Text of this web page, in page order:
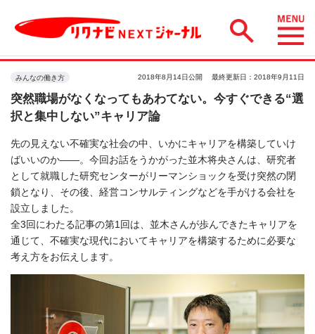
みんなの働き方 2018年8月14日公開 最終更新日：2018年9月11日
突然職場がなくなってもあわてない。今すぐできる“選
択と集中しない”キャリア論
先の見えない不確実な社会の中、いかにキャリアを構築していけ
ばいいのか――。今回お話をうかがった並木将央さんは、研究者
として就職した研究センターがリーマンショックを受け突然の閉
鎖となり、その後、経営コンサルティングなどを手がける会社を
設立しました。
全3回にわたる記事の第1回は、並木さんが歩んできたキャリアを
通じて、不確実な現代においてキャリアを構築するために必要な
考え方をお伝えします。